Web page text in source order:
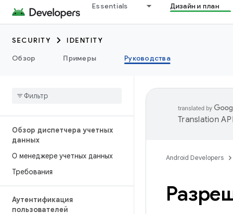
Essentials Дизайн и план
SECURITY
IDENTITY
Обзор
Примеры Руководства
Обзор диспетчера учетных
данных
О менеджере учетных данных
Требования
Аутентификация
пользователей
Translation API
Android Developers